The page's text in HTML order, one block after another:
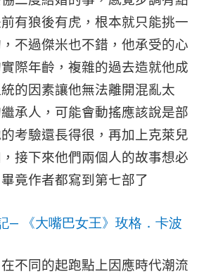
有狼後有虎，根本就只能挑一
不過傑米也不錯，他承受的心
際年齡，複雜的過去造就他成
的因素讓他無法離開混亂太
承人，可能會動搖應該說是部
考驗還長得很，再加上克萊兒
接下來他們兩個人的故事想必
竟作者都寫到第七部了
— 《大嘴巴女王》玫格．卡波
不同的起跑點上因應時代潮流